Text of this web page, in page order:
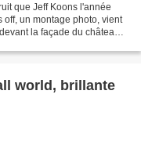
que Jeff Koons l'année
un montage photo, vient
la façade du château.
world, brillante